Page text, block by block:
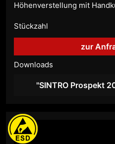
Höhenverstellung mit
Stückzahl
zur
Downloads
"SINTRO Prospekt